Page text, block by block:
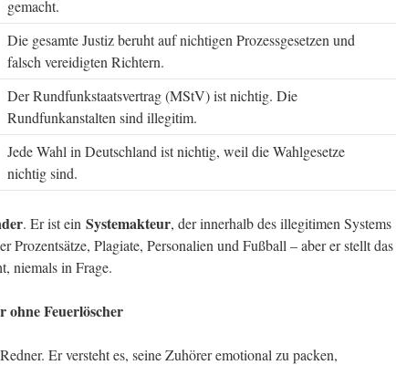
gemacht.
Die gesamte Justiz beruht auf nichtigen Prozessgesetzen und
falsch vereidigten Richtern.
Der Rundfunkstaatsvertrag (MStV) ist nichtig. Die
Rundfunkanstalten sind illegitim.
Jede Wahl in Deutschland ist nichtig, weil die Wahlgesetze
nichtig sind.
. Er ist ein Systemakteur, der innerhalb des illegitimen Systems
Prozentsätze, Plagiate, Personalien und Fußball – aber er stellt das
niemals in Frage.
ohne Feuerlöscher
Er versteht es, seine Zuhörer emotional zu packen,